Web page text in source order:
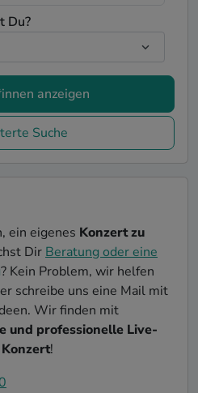
Du?
anzeigen
Suche
ein eigenes Konzert zu
Dir Beratung oder eine
? Kein Problem, wir helfen
schreibe uns eine Mail mit
Wir finden mit
und professionelle Live-
!